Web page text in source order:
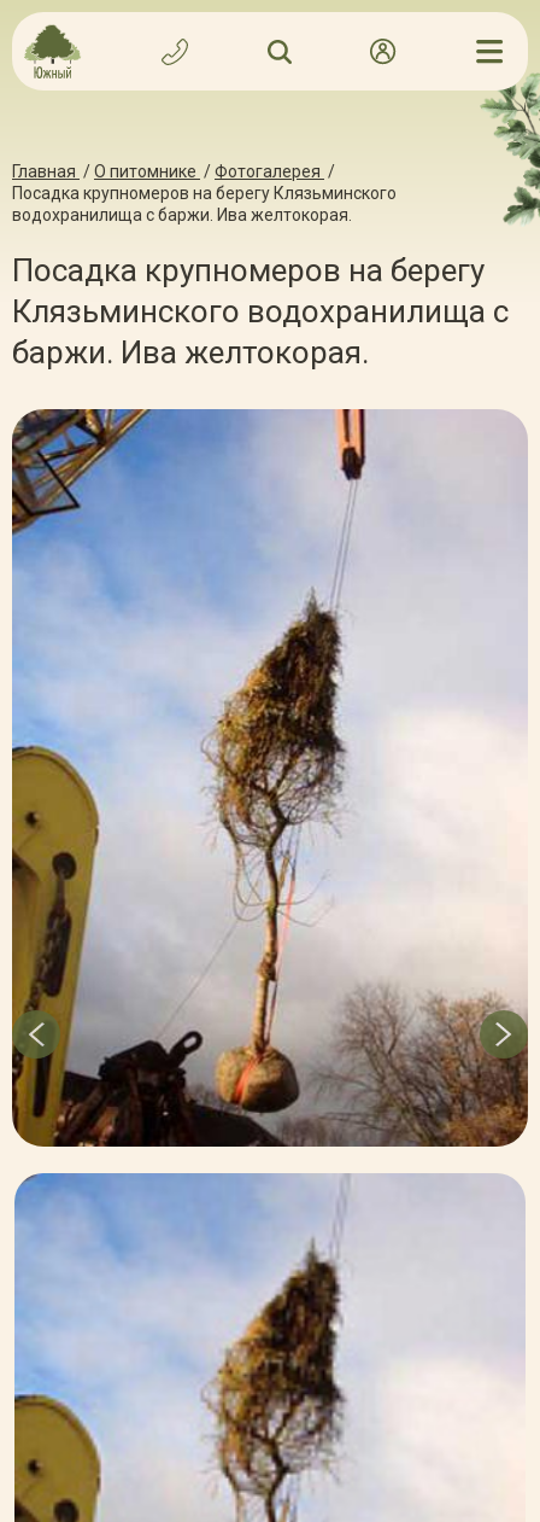
Главная /О питомнике /Фотогалерея /
Посадка крупномеров на берегу Клязьминского
водохранилища с баржи. Ива желтокорая.
Посадка крупномеров на берегу
Клязьминского водохранилища с
баржи. Ива желтокорая.